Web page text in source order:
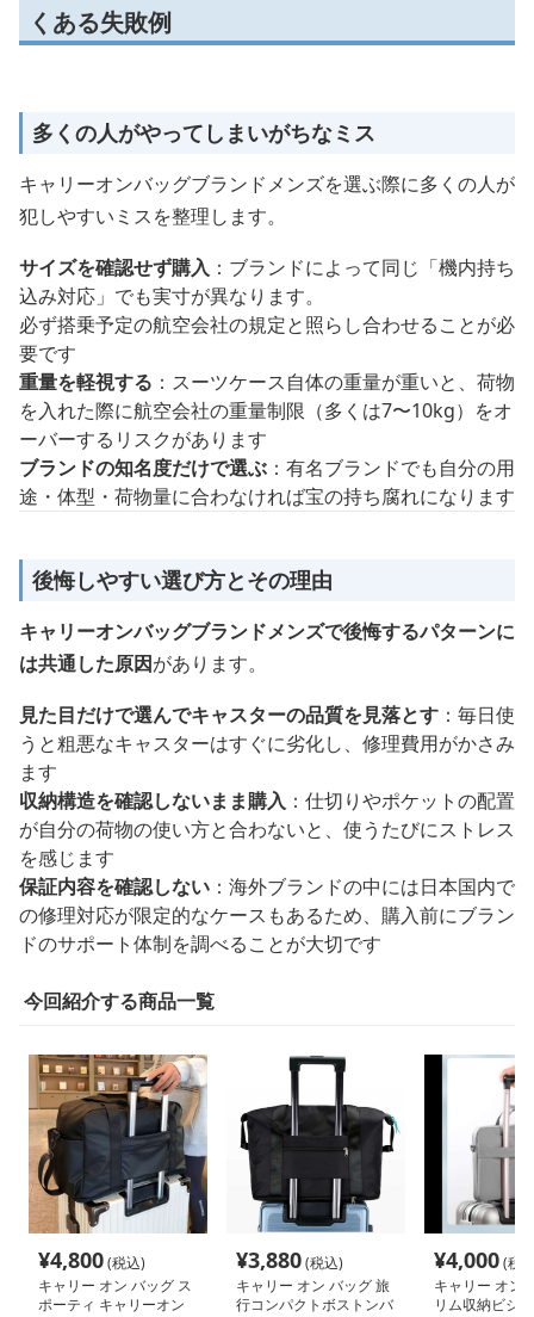
くある失敗例
多くの人がやってしまいがちなミス
キャリーオンバッグブランドメンズを選ぶ際に多くの人が
犯しやすいミスを整理します。
サイズを確認せず購入 ：ブランドによって同じ「機内持ち
込み対応」でも実寸が異なります。
必ず搭乗予定の航空会社の規定と照らし合わせることが必
要です
重量を軽視する ：スーツケース自体の重量が重いと、荷物
を入れた際に航空会社の重量制限（多くは7〜10kg）をオ
ーバーするリスクがあります
ブランドの知名度だけで選ぶ ：有名ブランドでも自分の用
途・体型・荷物量に合わなければ宝の持ち腐れになります
後悔しやすい選び方とその理由
キャリーオンバッグブランドメンズで後悔するパターンに
は共通した原因があります。
見た目だけで選んでキャスターの品質を見落とす ：毎日使
うと粗悪なキャスターはすぐに劣化し、修理費用がかさみ
ます
収納構造を確認しないまま購入 ：仕切りやポケットの配置
が自分の荷物の使い方と合わないと、使うたびにストレス
を感じます
保証内容を確認しない ：海外ブランドの中には日本国内で
の修理対応が限定的なケースもあるため、購入前にブラン
ドのサポート体制を調べることが大切です
今回紹介する商品一覧
¥4,800(税込)
キャリー オン バッグ ス
ポーティ キャリーオン
¥3,880(税込)
キャリー オン バッグ 旅
行コンパクトボストンバ
¥4,000(税
キャリー オン
リム収納ビジ